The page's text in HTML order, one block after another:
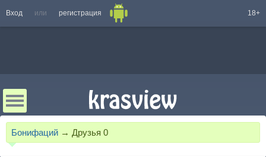
Вход или регистрация 18+
Бонифаций → Друзья 0